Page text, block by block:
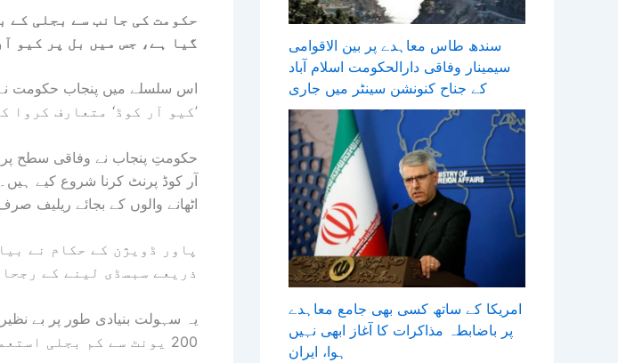
حکومت کی جانب سے بجلی کے
گیا ہے، جس میں بل پر کیو
’کیو آر کوڈ‘ متعارف
آر کوڈ پرنٹ کرنا شروع کیے
اٹھانے والوں کے بجائے ریلیف
پاور ڈویژن کے حکام نے
ذریعے سبسڈی لینے کے
یہ سہولت بنیادی طور پر بے
200 یونٹ سے کم بجلی استعمال کرنے والوں کے لیے ہے۔
سندھ طاس معاہدے پر بین الاقوامی
سیمینار وفاقی دارالحکومت اسلام آباد
کے جناح کنونشن سینٹر میں جاری
امریکا کے ساتھ کسی بھی جامع معاہدے
پر باضابطہ مذاکرات کا آغاز ابھی نہیں
ہوا، ایران